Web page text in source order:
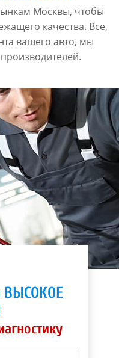
Москвы, чтобы
качества. Все,
вашего авто, мы